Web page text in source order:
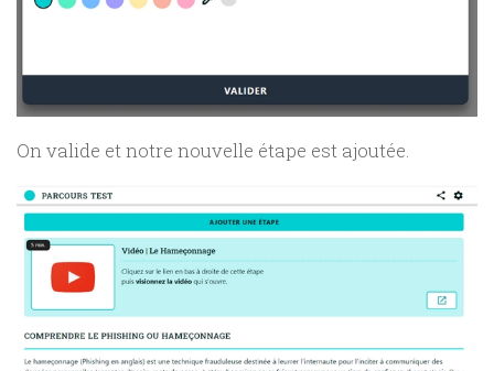
On valide et notre nouvelle étape est ajoutée.